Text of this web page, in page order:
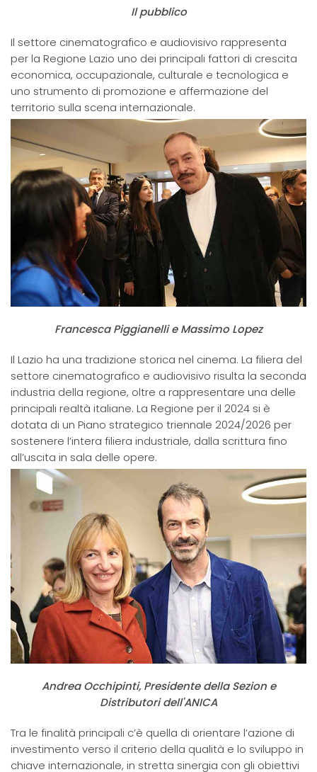
Il pubblico
Il settore cinematografico e audiovisivo rappresenta
per la Regione Lazio uno dei principali fattori di crescita
economica, occupazionale, culturale e tecnologica e
uno strumento di promozione e affermazione del
territorio sulla scena internazionale.
Francesca Piggianelli e Massimo Lopez
Il Lazio ha una tradizione storica nel cinema. La filiera del
settore cinematografico e audiovisivo risulta la seconda
industria della regione, oltre a rappresentare una delle
principali realtà italiane. La Regione per il 2024 si è
dotata di un Piano strategico triennale 2024/2026 per
sostenere l’intera filiera industriale, dalla scrittura fino
all’uscita in sala delle opere.
Andrea Occhipinti, Presidente della Sezion e
Distributori dell'ANICA
Tra le finalità principali c’è quella di orientare l’azione di
investimento verso il criterio della qualità e lo sviluppo in
chiave internazionale, in stretta sinergia con gli obiettivi